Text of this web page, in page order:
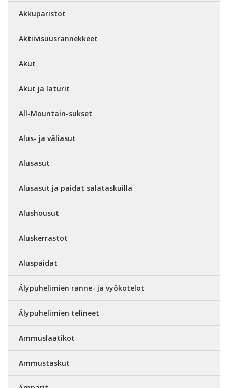
Akkuparistot
Aktiivisuusrannekkeet
Akut
Akut ja laturit
All-Mountain-sukset
Alus- ja väliasut
Alusasut
Alusasut ja paidat salataskuilla
Alushousut
Aluskerrastot
Aluspaidat
Älypuhelimien ranne- ja vyökotelot
Älypuhelimien telineet
Ammuslaatikot
Ammustaskut